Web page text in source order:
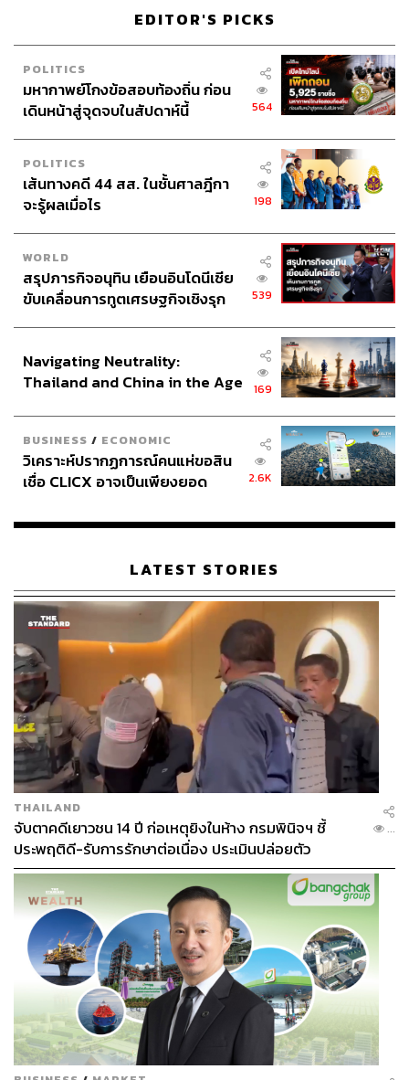
EDITOR'S PICKS
POLITICS
มหากาพย์โกงข้อสอบท้องถิ่น ก่อน
เดินหน้าสู่จุดจบในสัปดาห์นี้
564
POLITICS
เส้นทางคดี 44 สส. ในชั้นศาลฎีกา
จะรู้ผลเมื่อไร
198
WORLD
สรุปภารกิจอนุทิน เยือนอินโดนีเซีย
ขับเคลื่อนการทูตเศรษฐกิจเชิงรุก
539
Navigating Neutrality:
Thailand and China in the Age
169
BUSINESS / ECONOMIC
วิเคราะห์ปรากฏการณ์คนแห่ขอสิน
เชื่อ CLICX อาจเป็นเพียงยอด
เรือนไทยที่ถูกซุกไว้
2.6K
LATEST STORIES
THAILAND
จับตาคดีเยาวชน 14 ปี ก่อเหตุยิงในห้าง กรมพินิจฯ ชี้
ประพฤติดี-รับการรักษาต่อเนื่อง ประเมินปล่อยตัว
...